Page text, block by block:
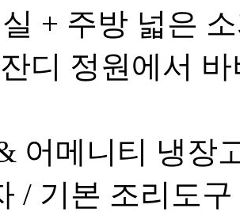
+ 주방 넓은
디 정원에서
어메니티 냉장
/ 기본 조리도